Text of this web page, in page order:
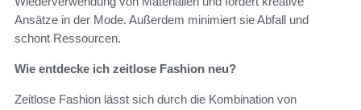
Ansätze in der Mode. Außerdem minimiert sie Abfall und
schont Ressourcen.
Wie entdecke ich zeitlose Fashion neu?
Zeitlose Fashion lässt sich durch die Kombination von